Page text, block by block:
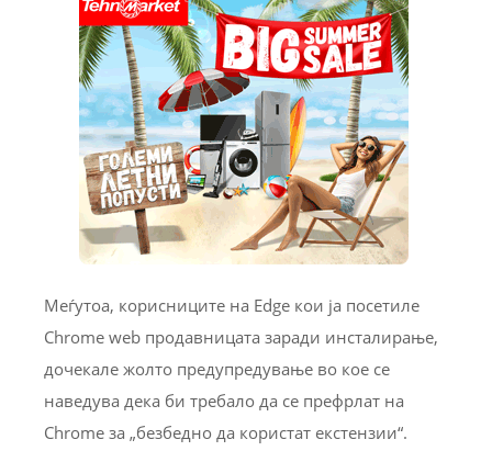
Меѓутоа, корисниците на Edge кои ја посетиле
Chrome web продавницата заради инсталирање,
дочекале жолто предупредување во кое се
наведува дека би требало да се префрлат на
Chrome за „безбедно да користат екстензии“.